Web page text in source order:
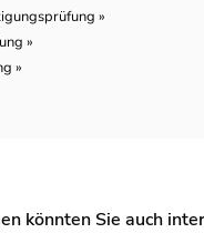
»
»
»
könnten Sie auch